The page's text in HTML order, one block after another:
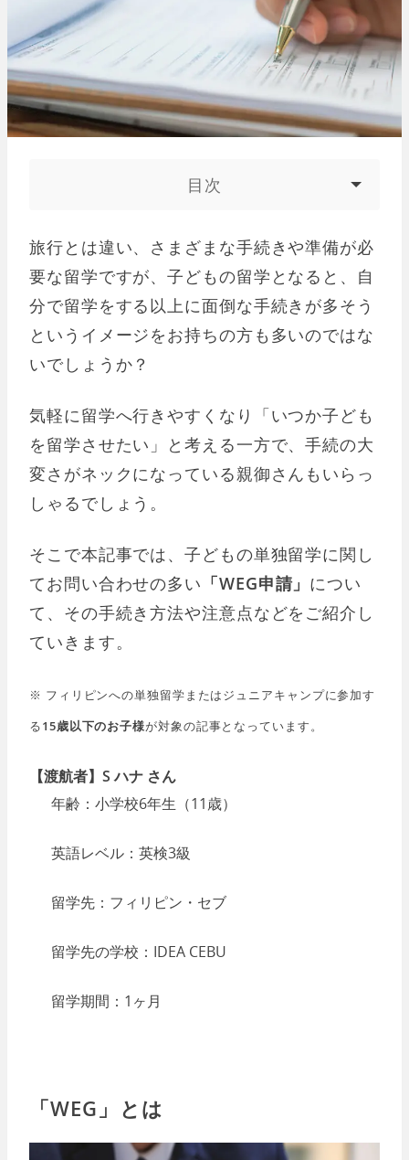
目次
旅行とは違い、さまざまな手続きや準備が必
要な留学ですが、子どもの留学となると、自
分で留学をする以上に面倒な手続きが多そう
というイメージをお持ちの方も多いのではな
いでしょうか？
気軽に留学へ行きやすくなり「いつか子ども
を留学させたい」と考える一方で、手続の大
変さがネックになっている親御さんもいらっ
しゃるでしょう。
そこで本記事では、子どもの単独留学に関し
てお問い合わせの多い 「WEG申請」 につい
て、その手続き方法や注意点などをご紹介し
ていきます。
※ フィリピンへの単独留学またはジュニアキャンプに参加す
る15歳以下のお子様が対象の記事となっています。
【渡航者】S ハナ さん
年齢：小学校6年生（11歳）
英語レベル：英検3級
留学先：フィリピン・セブ
留学先の学校：IDEA CEBU
留学期間：1ヶ月
「WEG」とは